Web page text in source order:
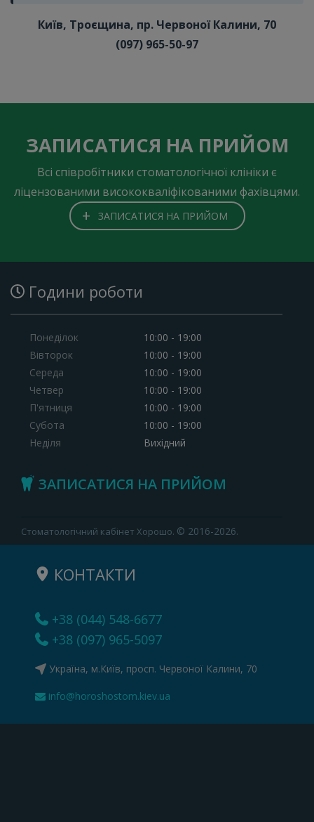
Київ, Троєщина, пр. Червоної Калини, 70
(097) 965-50-97
ЗАПИСАТИСЯ НА ПРИЙОМ
Всі співробітники стоматологічної клініки є
ліцензованими висококваліфікованими фахівцями.
+ ЗАПИСАТИСЯ НА ПРИЙОМ
Години роботи
Понеділок
Вівторок
Середа
Четвер
П'ятниця
Субота
Неділя
10:00 - 19:00
10:00 - 19:00
10:00 - 19:00
10:00 - 19:00
10:00 - 19:00
10:00 - 19:00
Вихідний
ЗАПИСАТИСЯ НА ПРИЙОМ
Стоматологічний кабінет Хорошо. © 2016-2026.
КОНТАКТИ
+38 (044) 548-6677
+38 (097) 965-5097
Україна, м.Київ, просп. Червоної Калини, 70
info@horoshostom.kiev.ua